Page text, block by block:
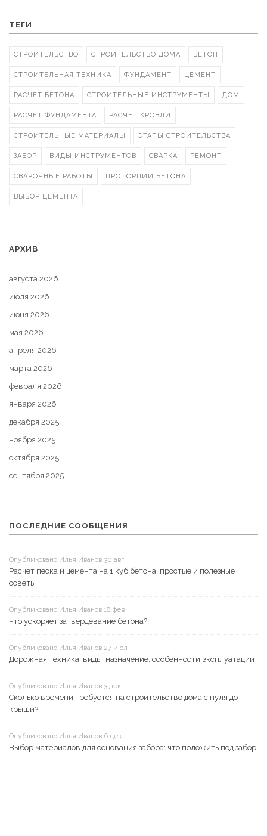
ТЕГИ
СТРОИТЕЛЬСТВО СТРОИТЕЛЬСТВО ДОМА БЕТОН
СТРОИТЕЛЬНАЯ ТЕХНИКА ФУНДАМЕНТ ЦЕМЕНТ
РАСЧЕТ БЕТОНА СТРОИТЕЛЬНЫЕ ИНСТРУМЕНТЫ ДОМ
РАСЧЕТ ФУНДАМЕНТА РАСЧЕТ КРОВЛИ
СТРОИТЕЛЬНЫЕ МАТЕРИАЛЫ ЭТАПЫ СТРОИТЕЛЬСТВА
ЗАБОР ВИДЫ ИНСТРУМЕНТОВ СВАРКА РЕМОНТ
СВАРОЧНЫЕ РАБОТЫ ПРОПОРЦИИ БЕТОНА
ВЫБОР ЦЕМЕНТА
АРХИВ
августа 2026
июля 2026
июня 2026
мая 2026
апреля 2026
марта 2026
февраля 2026
января 2026
декабря 2025
ноября 2025
октября 2025
сентября 2025
ПОСЛЕДНИЕ СООБЩЕНИЯ
Опубликовано Илья Иванов 30 авг
Расчет песка и цемента на 1 куб бетона: простые и полезные
советы
Опубликовано Илья Иванов 18 фев
Что ускоряет затвердевание бетона?
Опубликовано Илья Иванов 27 июл
Дорожная техника: виды, назначение, особенности эксплуатации
Опубликовано Илья Иванов 3 дек
Сколько времени требуется на строительство дома c нуля до
крыши?
Опубликовано Илья Иванов 6 дек
Выбор материалов для основания забора: что положить под забор